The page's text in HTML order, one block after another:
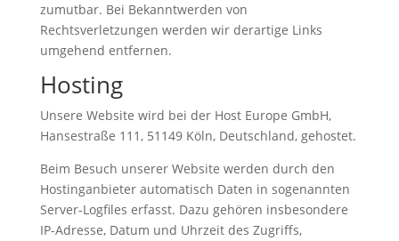
zumutbar. Bei Bekanntwerden von
Rechtsverletzungen werden wir derartige Links
umgehend entfernen.
Hosting
Unsere Website wird bei der Host Europe GmbH,
Hansestraße 111, 51149 Köln, Deutschland, gehostet.
Beim Besuch unserer Website werden durch den
Hostinganbieter automatisch Daten in sogenannten
Server-Logfiles erfasst. Dazu gehören insbesondere
IP-Adresse, Datum und Uhrzeit des Zugriffs,